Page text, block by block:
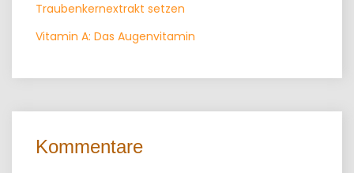
Traubenkernextrakt setzen
Vitamin A: Das Augenvitamin
Kommentare